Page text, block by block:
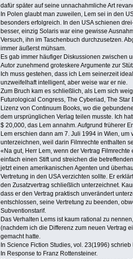
dafür später auf seine unnachahmliche Art
In Polen glaubt man zuweilen, Lem sei in den
besonders erfolgreich. In den USA schienen
besser, einzig Solaris war eine gewisse
Versuch, ihn im Taschenbuch durchzusetzen.
immer äußerst mühsam.
Es gab immer häufiger Diskussionen zwischen
Autor zunehmend groteskere Argumente zur
Ich muss gestehen, dass ich Lem seinerzeit
unzweifelhaft intelligent, aber weise war er nie.
Zum Bruch kam es schließlich, als Lem sich
Futurological Congress, The Cyberiad, The
Lizenz von Continuum Books, wo die
dem ursprünglichen Verlag teilen musste. Ich
$ 20,000, das Lem annahm. Aufgrund früherer
Lem erschien dann am 7. Juli 1994 in Wien,
unterzeichnen, weil darin Filmrechte enthalten
«Na gut, Herr Lem, wenn der Vertrag
einfach einen Stift und streichen die
jetzt einen amerikanischen Agenten und
Vertretung in den USA verzichten sollte. Er
den Zusatzvertrag schließlich unterzeichnet.
dass er den Vertrag praktisch unverändert
entschlossen, seine Vertretung zu beenden,
Subventionstarif.
Das Verhalten Lems ist kaum rational zu
(nachdem ich die Differenz zum neuen Vertrag
gemacht hatte.
In Science Fiction Studies, vol. 23(1996)
In Response to Franz Rottensteiner.